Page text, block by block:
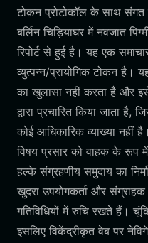
टोकन प्रोटोकॉल के साथ संगत
बर्लिन चिड़ियाघर में नवजात
रिपोर्ट से हुई है। यह एक
व्युत्पन्न/प्रायोगिक टोकन है।
का खुलासा नहीं करता है और इसे
द्वारा प्रचारित किया जाता है,
कोई आधिकारिक व्याख्या
विषय प्रसार को वाहक के रूप
हल्के संग्रहणीय समुदाय का
खुदरा उपयोगकर्ता और
गतिविधियों में रुचि रखते हैं।
इसलिए विकेंद्रीकृत वेब पर